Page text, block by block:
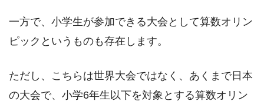
一方で、小学生が参加できる大会として算数オリン
ピックというものも存在します。
ただし、こちらは世界大会ではなく、あくまで日本
の大会で、小学6年生以下を対象とする算数オリン